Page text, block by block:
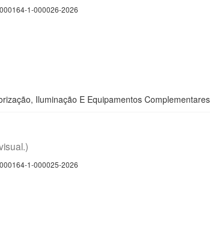
1-000026-2026
Iluminação E Equipamentos
1-000025-2026